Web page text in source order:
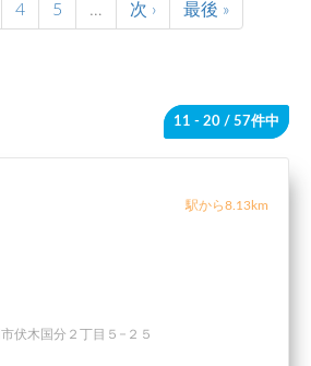
4 5 … 次 › 最後 »
11 - 20 / 57件中
駅から8.13km
伏木国分２丁目５−２５